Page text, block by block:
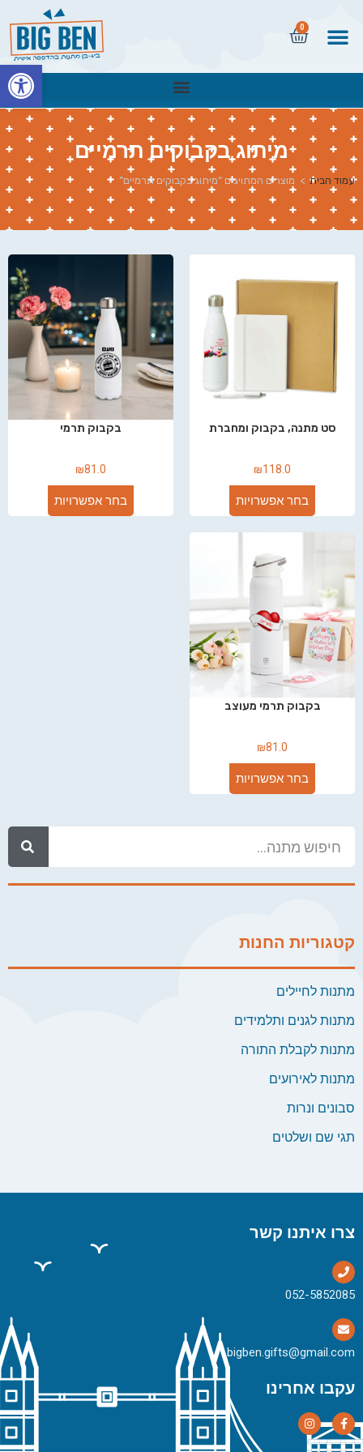
0
מיתוג בקבוקים תרמיים
עמוד הבית > מוצרים המתויגים “מיתוג בקבוקים תרמיים”
קטגוריות החנות
מתנות לחיילים
מתנות לגנים ותלמידים
מתנות לקבלת התורה
מתנות לאירועים
סבונים ונרות
תגי שם ושלטים
סט מתנה, בקבוק ומחברת
₪118.0
בחר אפשרויות
בקבוק תרמי
₪81.0
בחר אפשרויות
בקבוק תרמי מעוצב
₪81.0
בחר אפשרויות
צרו איתנו קשר
bigben.gifts@gmail.com
עקבו אחרינו